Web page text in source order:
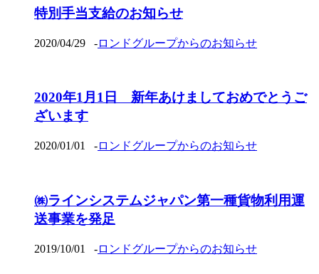
特別手当支給のお知らせ
2020/04/29 -ロンドグループからのお知らせ
2020年1月1日 新年あけましておめでとうご
ざいます
2020/01/01 -ロンドグループからのお知らせ
㈱ラインシステムジャパン第一種貨物利用運
送事業を発足
2019/10/01 -ロンドグループからのお知らせ